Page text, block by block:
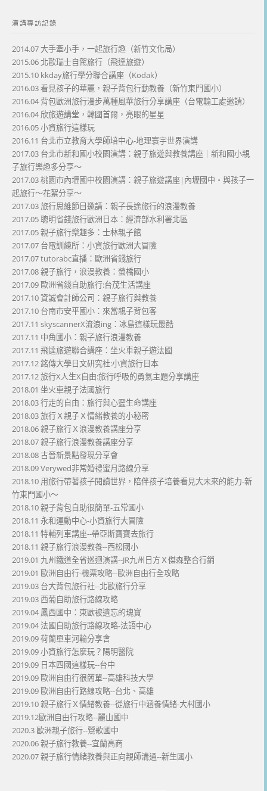
演講專訪記錄
2014.07 大手牽小手，一起旅行趣（新竹文化局）
2015.06 北歐瑞士自駕旅行（飛達旅遊）
2015.10 kkday旅行學分聯合講座（Kodak）
2016.03 看見孩子的華麗，親子背包行動教養（新竹東門國小）
2016.04 背包歐洲旅行漫步萬種風華旅行分享講座（台電輸工處邀請）
2016.04 欣旅遊講堂，韓國首爾，亮眼的星星
2016.05 小資旅行這樣玩
2016.11 台北市立教育大學師培中心-地理寰宇世界演講
2017.03 台北市新和國小校園演講：親子旅遊與教養講座｜新和國小親
子旅行樂趣多分享～
2017.03 桃園市內壢國中校園演講：親子旅遊講座|內壢國中・與孩子一
起旅行～花絮分享～
2017.03 旅行思維節目邀請：親子長途旅行的浪漫教養
2017.05 聰明省錢旅行歐洲日本：經濟部水利署北區
2017.05 親子旅行樂趣多：士林親子館
2017.07 台電訓練所：小資旅行歐洲大冒險
2017.07 tutorabc直播：歐洲省錢旅行
2017.08 親子旅行，浪漫教養：螢橋國小
2017.09 歐洲省錢自助旅行:台茂生活講座
2017.10 資誠會計師公司：親子旅行與教養
2017.10 台南市安平國小：來當親子背包客
2017.11 skyscannerX流浪ing：冰島這樣玩最酷
2017.11 中角國小：親子旅行浪漫教養
2017.11 飛達旅遊聯合講座：坐火車親子遊法國
2017.12 銘傳大學日文研究社:小資旅行日本
2017.12 旅行X人生X自由:旅行呼吸的勇氣主題分享講座
2018.01 坐火車親子法國旅行
2018.03 行走的自由：旅行與心靈生命講座
2018.03 旅行Ｘ親子Ｘ情緒教養的小秘密
2018.06 親子旅行Ｘ浪漫教養講座分享
2018.07 親子旅行浪漫教養講座分享
2018.08 古晉新景點發現分享會
2018.09 Verywed非常婚禮蜜月路線分享
2018.10 用旅行帶著孩子閱讀世界，陪伴孩子培養看見大未來的能力-新
竹東門國小～
2018.10 親子背包自助很簡單-五常國小
2018.11 永和運動中心-小資旅行大冒險
2018.11 特輔列車講座--帶亞斯寶寶去旅行
2018.11 親子旅行浪漫教養--西松國小
2019.01 九州鐵道全省巡迴演講--JR九州日方Ｘ傑森整合行銷
2019.01 歐洲自由行-機票攻略--歐洲自由行全攻略
2019.03 台大背包旅行社--北歐旅行分享
2019.03 西葡自助旅行路線攻略
2019.04 鳳西國中：東歐被遺忘的瑰寶
2019.04 法國自助旅行路線攻略-法語中心
2019.09 荷蘭單車河輪分享會
2019.09 小資旅行怎麼玩？陽明醫院
2019.09 日本四國這樣玩--台中
2019.09 歐洲自由行很簡單--高雄科技大學
2019.09 歐洲自由行路線攻略--台北、高雄
2019.10 親子旅行Ｘ情緒教養--從旅行中涵養情緒-大村國小
2019.12歐洲自由行攻略--麗山國中
2020.3 歐洲親子旅行--鶯歌國中
2020.06 親子旅行教養--宜蘭高商
2020.07 親子旅行情緒教養與正向親師溝通--新生國小